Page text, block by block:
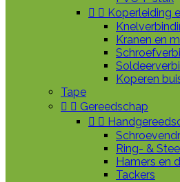
  Koperleiding
Kranen en
Koperen
Tape
  Gereedschap
 
Ring- &
Hamers en
Tackers